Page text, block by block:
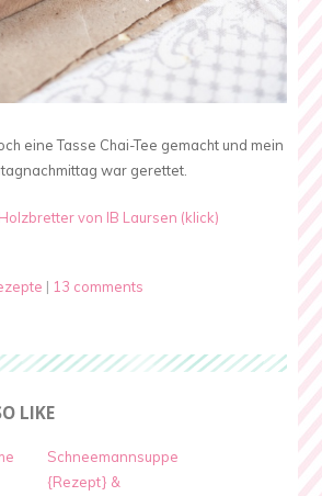
eine Tasse Chai-Tee gemacht und mein
war gerettet.
von IB Laursen (klick)
| 13 comments
LIKE
Schneemannsuppe
{Rezept} &